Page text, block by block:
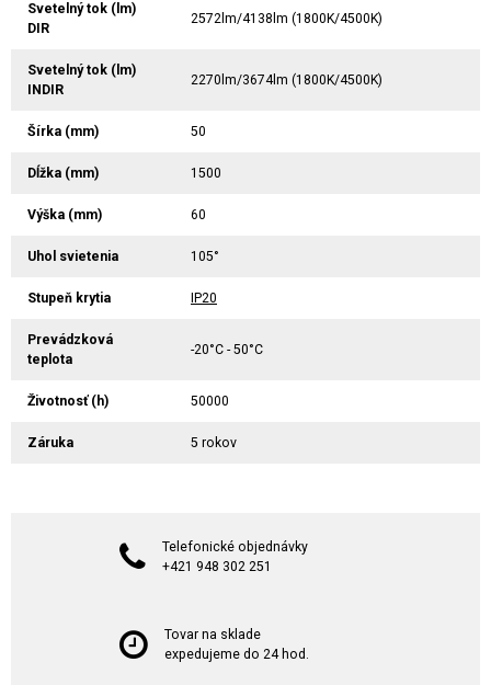
Svetelný tok (lm)
DIR
2572lm/4138lm (1800K/4500K)
Svetelný tok (lm)
INDIR
2270lm/3674lm (1800K/4500K)
Šírka (mm) 50
Dĺžka (mm) 1500
Výška (mm) 60
Uhol svietenia 105°
Stupeň krytia IP20
Prevádzková
teplota
-20°C - 50°C
Životnosť (h) 50000
Záruka 5 rokov
Telefonické objednávky
+421 948 302 251
Tovar na sklade
expedujeme do 24 hod.